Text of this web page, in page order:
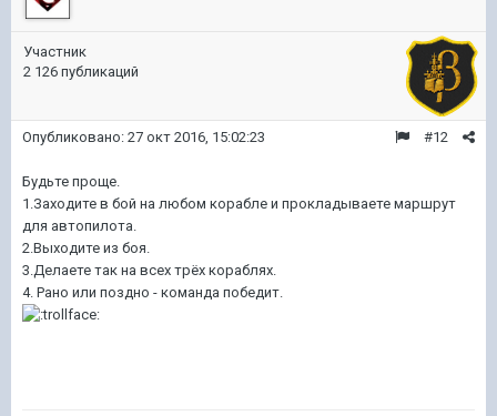
Участник
2 126 публикаций
#12
Опубликовано: 27 окт 2016, 15:02:23
Будьте проще.
1.Заходите в бой на любом корабле и прокладываете маршрут
для автопилота.
2.Выходите из боя.
3.Делаете так на всех трёх кораблях.
4. Рано или поздно - команда победит.